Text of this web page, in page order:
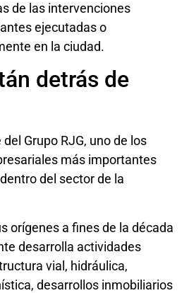
de las intervenciones
ejecutadas o
en la ciudad.
detrás de
Grupo RJG, uno de los
más importantes
del sector de la
orígenes a fines de la década
desarrolla actividades
vial, hidráulica,
desarrollos inmobiliarios